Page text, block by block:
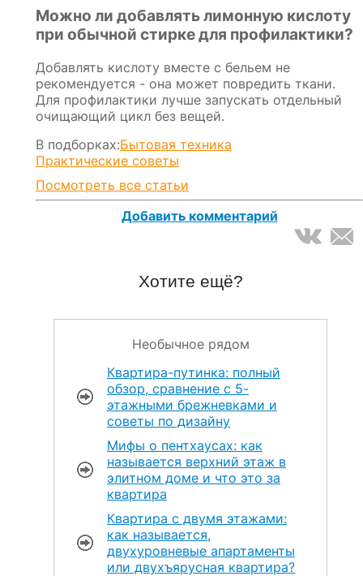
Можно ли добавлять лимонную кислоту
при обычной стирке для профилактики?
Добавлять кислоту вместе с бельем не
рекомендуется - она может повредить ткани.
Для профилактики лучше запускать отдельный
очищающий цикл без вещей.
В подборках:Бытовая техника
Практические советы
Посмотреть все статьи
Добавить комментарий
Хотите ещё?
Необычное рядом
Квартира-путинка: полный
обзор, сравнение с 5-
этажными брежневками и
советы по дизайну
Мифы о пентхаусах: как
называется верхний этаж в
элитном доме и что это за
квартира
Квартира с двумя этажами:
как называется,
двухуровневые апартаменты
или двухъярусная квартира?